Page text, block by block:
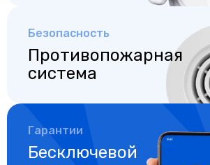
Безопасность
Противопожарная
система
Гарантии
Бесключевой